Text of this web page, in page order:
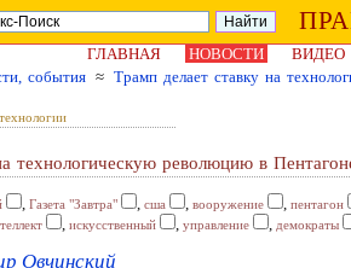
ГЛАВНАЯ НОВОСТИ
ВИДЕО
события ≈ Трамп делает ставку на
технологическую революцию в
, Газета "Завтра" , сша , вооружение , пентагон
, искусственный , управление , демократы
Овчинский